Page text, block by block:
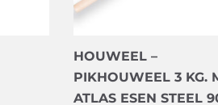
HOUWEEL –
PIKHOUWEEL 3 KG.
ATLAS ESEN STEEL